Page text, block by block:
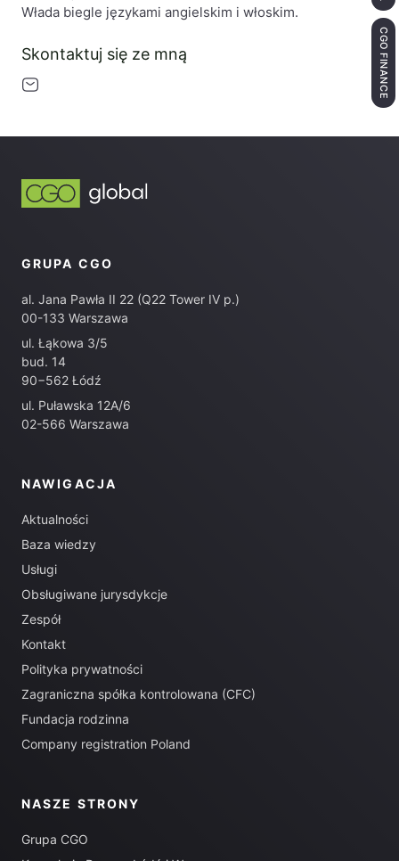
Włada biegle językami angielskim i włoskim.
Skontaktuj się ze mną
GRUPA CGO
al. Jana Pawła II 22 (Q22 Tower IV p.)
00-133 Warszawa
ul. Łąkowa 3/5
bud. 14
90−562 Łódź
ul. Puławska 12A/6
02-566 Warszawa
NAWIGACJA
Aktualności
Baza wiedzy
Usługi
Obsługiwane jurysdykcje
Zespół
Kontakt
Polityka prywatności
Zagraniczna spółka kontrolowana (CFC)
Fundacja rodzinna
Company registration Poland
NASZE STRONY
Grupa CGO
CGO FINANCE